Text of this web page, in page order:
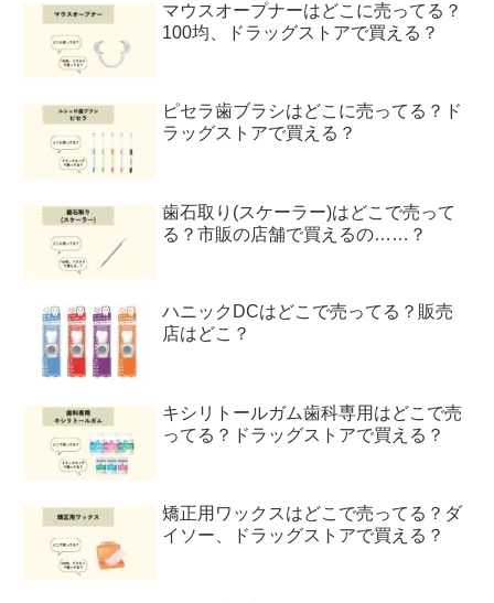
マウスオープナーはどこに売ってる？
100均、ドラッグストアで買える？
ピセラ歯ブラシはどこに売ってる？ド
ラッグストアで買える？
歯石取り(スケーラー)はどこで売って
る？市販の店舗で買えるの……？
ハニックDCはどこで売ってる？販売
店はどこ？
キシリトールガム歯科専用はどこで売
ってる？ドラッグストアで買える？
矯正用ワックスはどこで売ってる？ダ
イソー、ドラッグストアで買える？